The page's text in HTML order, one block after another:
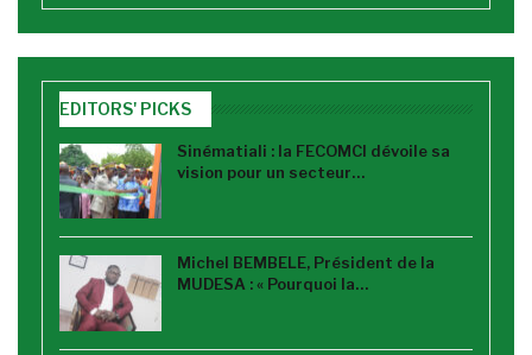
EDITORS' PICKS
Sinématiali : la FECOMCI dévoile sa
vision pour un secteur…
Michel BEMBELE, Président de la
MUDESA : « Pourquoi la…